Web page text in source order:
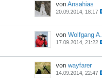
von Ansahias
20.09.2014, 18:17
von Wolfgang A.
17.09.2014, 21:22
von wayfarer
14.09.2014, 22:47